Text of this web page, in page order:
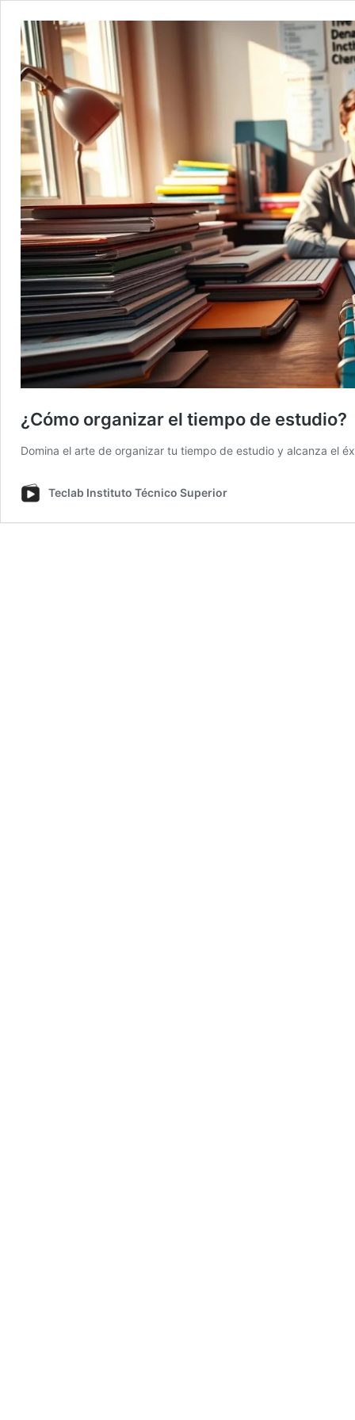
¿Cómo organizar el tiempo de estudio?
Domina el arte de organizar tu tiempo de estudio y alcanza el
Teclab Instituto Técnico Superior